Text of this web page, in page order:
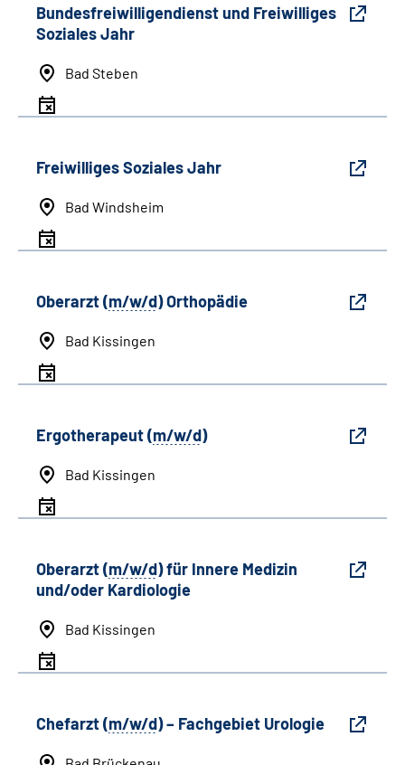
Bundesfreiwilligendienst und Freiwilliges
Soziales Jahr
Bad Steben
Freiwilliges Soziales Jahr
Bad Windsheim
Oberarzt (m/w/d) Orthopädie
Bad Kissingen
Ergotherapeut (m/w/d)
Bad Kissingen
Oberarzt (m/w/d) für Innere Medizin
und/oder Kardiologie
Bad Kissingen
Chefarzt (m/w/d) – Fachgebiet Urologie